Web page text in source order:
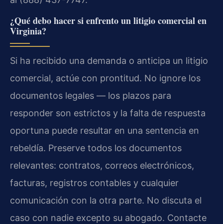
¿Qué debo hacer si enfrento un litigio comercial en
Virginia?
Si ha recibido una demanda o anticipa un litigio
comercial, actúe con prontitud. No ignore los
documentos legales — los plazos para
responder son estrictos y la falta de respuesta
oportuna puede resultar en una sentencia en
rebeldía. Preserve todos los documentos
relevantes: contratos, correos electrónicos,
facturas, registros contables y cualquier
comunicación con la otra parte. No discuta el
caso con nadie excepto su abogado. Contacte